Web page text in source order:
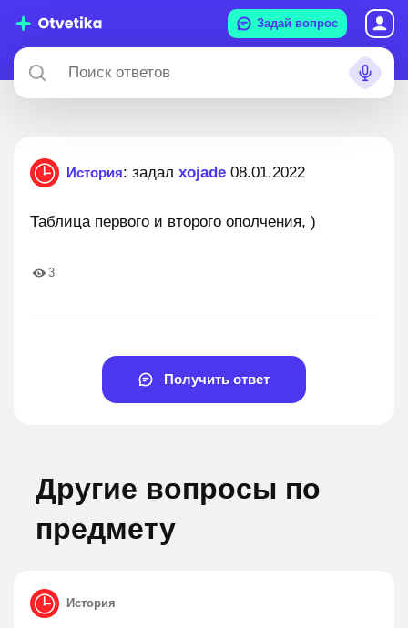
Задай вопрос
История: задал xojade 08.01.2022
Таблица первого и второго ополчения, )
3
Получить ответ
Другие вопросы по
предмету
История